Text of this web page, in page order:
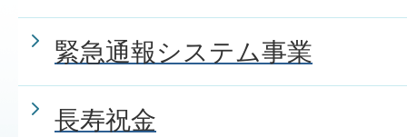
緊急通報システム事業
長寿祝金